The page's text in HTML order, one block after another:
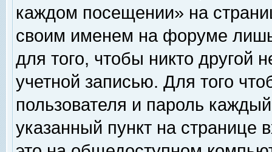
каждом посещении» на
своим именем на форуме
для того, чтобы никто другой
учетной записью. Для того
пользователя и пароль
указанный пункт на